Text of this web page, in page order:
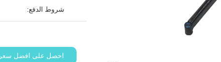
شروط الدفع:
احصل على افضل سعر